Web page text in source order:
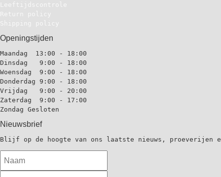
Leeftijdscontrole
Return policy
Shipping policy
Openingstijden
Maandag  13:00 - 18:00
Dinsdag   9:00 - 18:00
Woensdag  9:00 - 18:00
Donderdag 9:00 - 18:00
Vrijdag   9:00 - 20:00
Zaterdag  9:00 - 17:00
Zondag Gesloten
Nieuwsbrief
Blijf op de hoogte van ons laatste nieuws, proeverijen